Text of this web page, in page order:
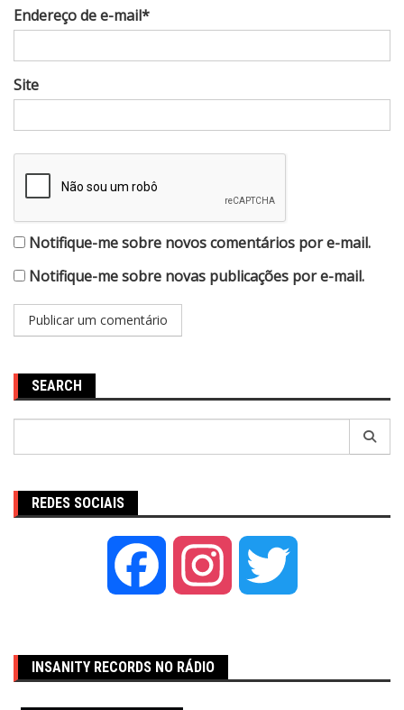
Endereço de e-mail*
Site
Notifique-me sobre novos comentários por e-mail.
Notifique-me sobre novas publicações por e-mail.
SEARCH
REDES SOCIAIS
Facebook Instagram
INSANITY RECORDS NO RÁDIO